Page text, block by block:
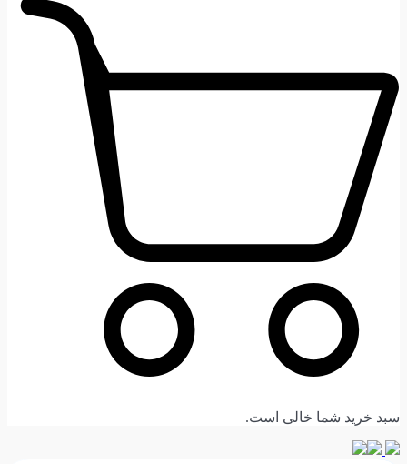
سبد خرید شما خالی است.